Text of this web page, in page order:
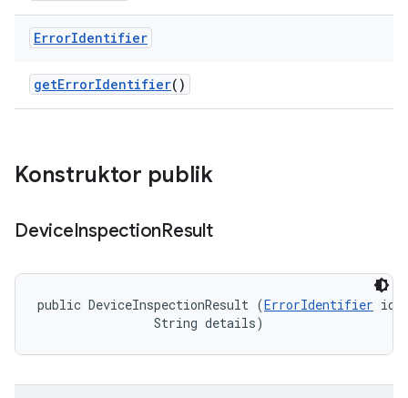
ErrorIdentifier
getErrorIdentifier()
Konstruktor publik
DeviceInspectionResult
public DeviceInspectionResult (ErrorIdentifier
                String details)